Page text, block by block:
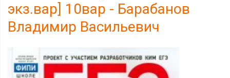
экз.вар] 10вар - Барабанов
Владимир Васильевич